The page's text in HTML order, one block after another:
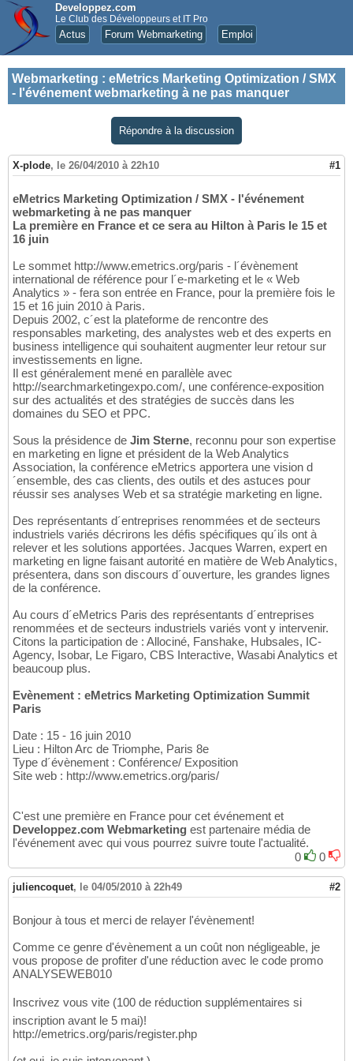
Developpez.com
Le Club des Développeurs et IT Pro
Actus Forum Webmarketing Emploi
Webmarketing : eMetrics Marketing Optimization / SMX
- l'événement webmarketing à ne pas manquer
Répondre à la discussion
X-plode, le 26/04/2010 à 22h10 #1
eMetrics Marketing Optimization / SMX - l'événement
webmarketing à ne pas manquer
La première en France et ce sera au Hilton à Paris le 15 et
16 juin
Le sommet http://www.emetrics.org/paris - l´évènement
international de référence pour l´e-marketing et le « Web
Analytics » - fera son entrée en France, pour la première fois le
15 et 16 juin 2010 à Paris.
Depuis 2002, c´est la plateforme de rencontre des
responsables marketing, des analystes web et des experts en
business intelligence qui souhaitent augmenter leur retour sur
investissements en ligne.
Il est généralement mené en parallèle avec
http://searchmarketingexpo.com/, une conférence-exposition
sur des actualités et des stratégies de succès dans les
domaines du SEO et PPC.
Sous la présidence de Jim Sterne, reconnu pour son expertise
en marketing en ligne et président de la Web Analytics
Association, la conférence eMetrics apportera une vision d
´ensemble, des cas clients, des outils et des astuces pour
réussir ses analyses Web et sa stratégie marketing en ligne.
Des représentants d´entreprises renommées et de secteurs
industriels variés décrirons les défis spécifiques qu´ils ont à
relever et les solutions apportées. Jacques Warren, expert en
marketing en ligne faisant autorité en matière de Web Analytics,
présentera, dans son discours d´ouverture, les grandes lignes
de la conférence.
Au cours d´eMetrics Paris des représentants d´entreprises
renommées et de secteurs industriels variés vont y intervenir.
Citons la participation de : Allociné, Fanshake, Hubsales, IC-
Agency, Isobar, Le Figaro, CBS Interactive, Wasabi Analytics et
beaucoup plus.
Evènement : eMetrics Marketing Optimization Summit
Paris
Date : 15 - 16 juin 2010
Lieu : Hilton Arc de Triomphe, Paris 8e
Type d´évènement : Conférence/ Exposition
Site web : http://www.emetrics.org/paris/
C'est une première en France pour cet événement et
Developpez.com Webmarketing est partenaire média de
l'événement avec qui vous pourrez suivre toute l'actualité.
0
0
juliencoquet, le 04/05/2010 à 22h49 #2
Bonjour à tous et merci de relayer l'évènement!
Comme ce genre d'évènement a un coût non négligeable, je
vous propose de profiter d'une réduction avec le code promo
ANALYSEWEB010
Inscrivez vous vite (100 de réduction supplémentaires si
inscription avant le 5 mai)!
http://emetrics.org/paris/register.php